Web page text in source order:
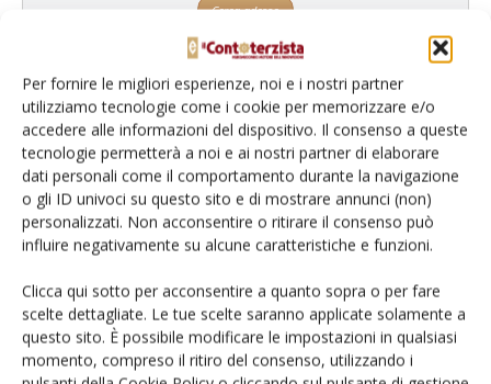
Per fornire le migliori esperienze, noi e i nostri partner
utilizziamo tecnologie come i cookie per memorizzare e/o
accedere alle informazioni del dispositivo. Il consenso a queste
tecnologie permetterà a noi e ai nostri partner di elaborare
dati personali come il comportamento durante la navigazione
o gli ID univoci su questo sito e di mostrare annunci (non)
personalizzati. Non acconsentire o ritirare il consenso può
influire negativamente su alcune caratteristiche e funzioni.
Clicca qui sotto per acconsentire a quanto sopra o per fare
scelte dettagliate. Le tue scelte saranno applicate solamente a
questo sito. È possibile modificare le impostazioni in qualsiasi
momento, compreso il ritiro del consenso, utilizzando i
Cerca adesso
L'Esperto risponde
I consigli di Terra e Vita agli agricoltori